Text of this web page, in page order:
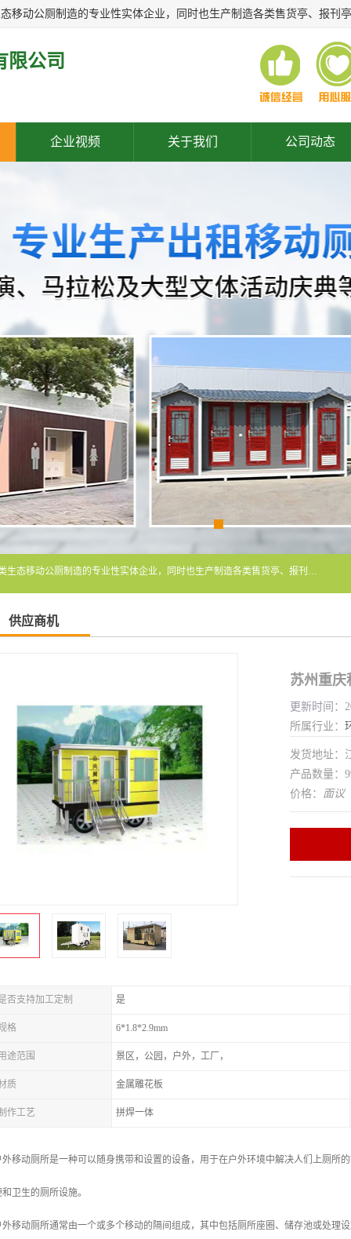
限公司
企业视频 关于我们 公司动态
常州润隆环保科技有限公司是长期从事各类生态移动公厕制造的专业性实体企业，同时也生产制造各类售货亭、报刊亭、警卫亭等，我公司将尽全力为各用户在设计、制造、服务上提供快捷满意的全程服务，本公司愿与各用户携手共创辉煌业绩。主要产品：移动厕所;、生态厕所、 环保厕所、 流动厕所、商亭、岗亭、活动板房、移动厕所租赁等；
供应商机
苏州重庆
更新时间：
所属行业：
发货地址：
产品数量：
价格： 面议
否支持加工定制 是
格 6*1.8*2.9mm
途范围 景区，公园，户外，工厂，
质 金属雕花板
作工艺 拼焊一体
外移动厕所是一种可以随身携带和设置的设备，用于在户外环境中解决人们上厕
和卫生的厕所设施。
外移动厕所通常由一个或多个移动的隔间组成，其中包括厕所座圈、储存池或处理